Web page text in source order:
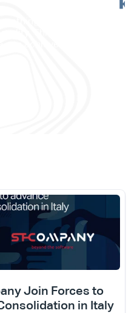
Join Forces to
in Italy